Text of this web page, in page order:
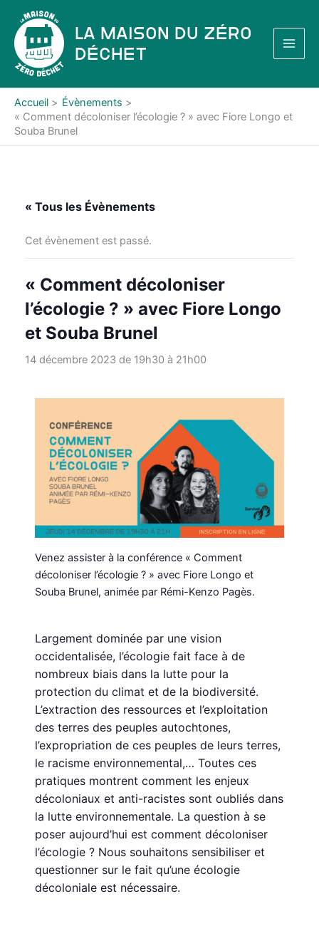
contenu
La Maison du Zéro
Déchet
Accueil
Évènements
« Comment décoloniser l’écologie ? » avec Fiore Longo et
Souba Brunel
« Tous les Évènements
Cet évènement est passé.
« Comment décoloniser
l’écologie ? » avec Fiore Longo
et Souba Brunel
14 décembre 2023 de 19h30à 21h00
Venez assister à la conférence « Comment
décoloniser l’écologie ? » avec Fiore Longo et
Souba Brunel, animée par Rémi-Kenzo Pagès.
Largement dominée par une vision
occidentalisée, l’écologie fait face à de
nombreux biais dans la lutte pour la
protection du climat et de la biodiversité.
L’extraction des ressources et l’exploitation
des terres des peuples autochtones,
l’expropriation de ces peuples de leurs terres,
le racisme environnemental,… Toutes ces
pratiques montrent comment les enjeux
décoloniaux et anti-racistes sont oubliés dans
la lutte environnementale. La question à se
poser aujourd’hui est comment décoloniser
l’écologie ? Nous souhaitons sensibiliser et
questionner sur le fait qu’une écologie
décoloniale est nécessaire.